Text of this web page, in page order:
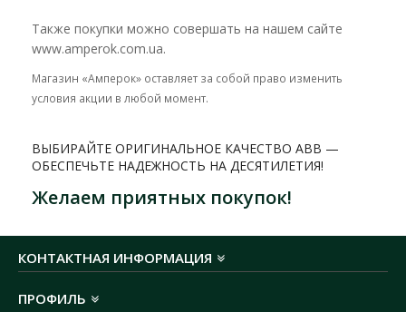
Также покупки можно совершать на нашем сайте
www.amperok.com.ua.
Магазин «Амперок» оставляет за собой право изменить
условия акции в любой момент.
ВЫБИРАЙТЕ ОРИГИНАЛЬНОЕ КАЧЕСТВО ABB —
ОБЕСПЕЧЬТЕ НАДЕЖНОСТЬ НА ДЕСЯТИЛЕТИЯ!
Желаем приятных покупок!
КОНТАКТНАЯ ИНФОРМАЦИЯ
ПРОФИЛЬ